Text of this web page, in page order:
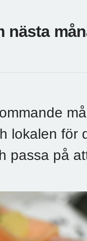
lokalen för
passa på